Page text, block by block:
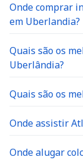
Onde comprar
em Uberlandia?
Quais são os
Uberlândia?
Quais são os
Onde assistir
Onde alugar